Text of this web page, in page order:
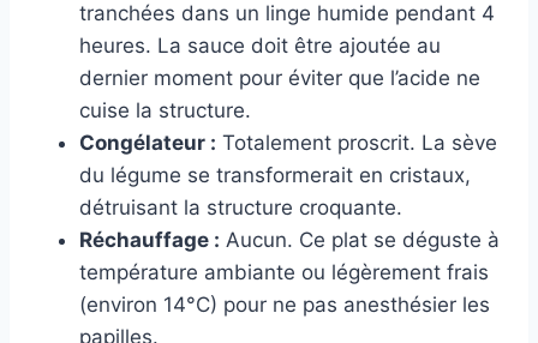
tranchées dans un linge humide pendant 4
heures. La sauce doit être ajoutée au
dernier moment pour éviter que l’acide ne
cuise la structure.
Congélateur : Totalement proscrit. La sève
du légume se transformerait en cristaux,
détruisant la structure croquante.
Réchauffage : Aucun. Ce plat se déguste à
température ambiante ou légèrement frais
(environ 14°C) pour ne pas anesthésier les
papilles.